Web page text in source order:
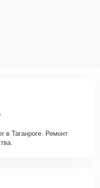
в Таганроге. Ремонт